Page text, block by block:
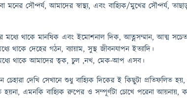
মনের সৌন্দর্য, আমাদের স্বাস্থ্য, এবং বাহ্যিক/মুখের সৌন্দর্য,
মধ্যে থাকে মানষিক এবং ইমোশনাল দিক, আত্নসম্মান, আত্ম
থাকে দেহের গঠন, ব্যায়াম, সুস্থ জীবনযাপন ইত্যাদি।
মধ্যে থাকে আমাদের ত্বক, চুল ,নখ, মেক-আপ এসব।
দেখি সেখানে শুধু বাহ্যিক দিকের ই কিছুটা প্রতিফলিত
হয়না, এমনকি বাহ্যিক রুপের ও সম্পূর্ণটা চোখে পরেনা আয়নায়,